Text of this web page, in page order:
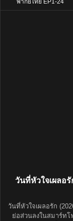
พากย์ไทย EP1-24
วันที่หัวใจเผลอ
วันที่หัวใจเผลอรัก
ย่อส่วนลงในสมาร์ทโ